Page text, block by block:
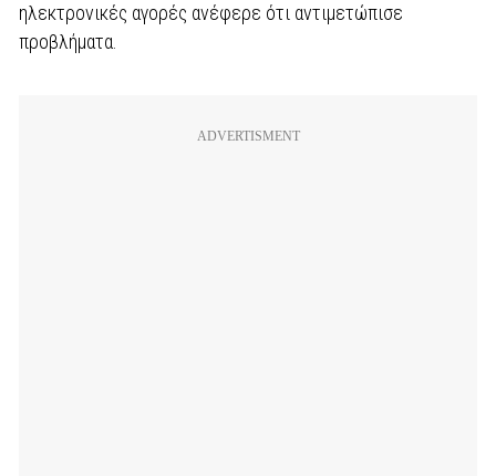
ηλεκτρονικές αγορές ανέφερε ότι αντιμετώπισε
προβλήματα.